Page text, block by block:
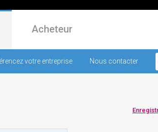
Acheteur
votre entreprise Nous contacter